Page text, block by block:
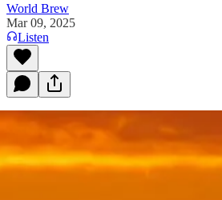
World Brew
Mar 09, 2025
Listen